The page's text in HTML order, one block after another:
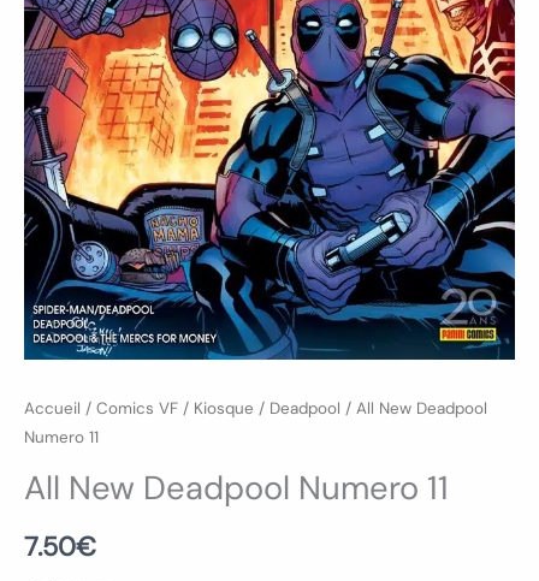
Accueil / Comics VF / Kiosque / Deadpool / All New Deadpool
Numero 11
All New Deadpool Numero 11
7.50€